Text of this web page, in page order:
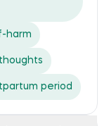
harm
period